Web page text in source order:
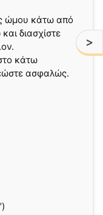
>
ώμου κάτω από
διασχίστε
κάτω
ασφαλώς.